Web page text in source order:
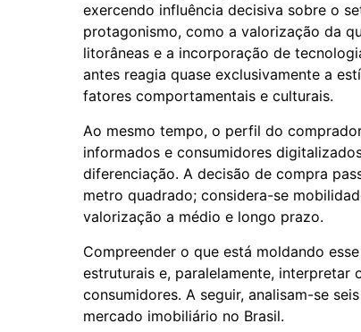
exercendo influência decisiva sobre o
protagonismo, como a valorização da
litorâneas e a incorporação de
antes reagia quase exclusivamente a
fatores comportamentais e culturais.
Ao mesmo tempo, o perfil do
informados e consumidores
diferenciação. A decisão de compra
metro quadrado; considera-se
valorização a médio e longo prazo.
Compreender o que está moldando
estruturais e, paralelamente, interpretar
consumidores. A seguir, analisam-se
mercado imobiliário no Brasil.